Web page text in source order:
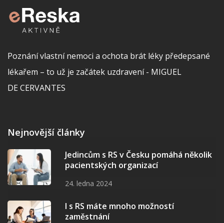
Poznání vlastní nemoci a ochota brát léky předepsané
lékařem – to už je začátek uzdravení - MIGUEL
DE CERVANTES
Nejnovější články
Jedincům s RS v Česku pomáhá několik
pacientských organizací
24. ledna 2024
I s RS máte mnoho možností
zaměstnání